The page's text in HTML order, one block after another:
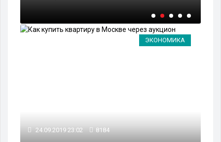
ЭКОНОМИКА
24.09.2019 23:02 8184